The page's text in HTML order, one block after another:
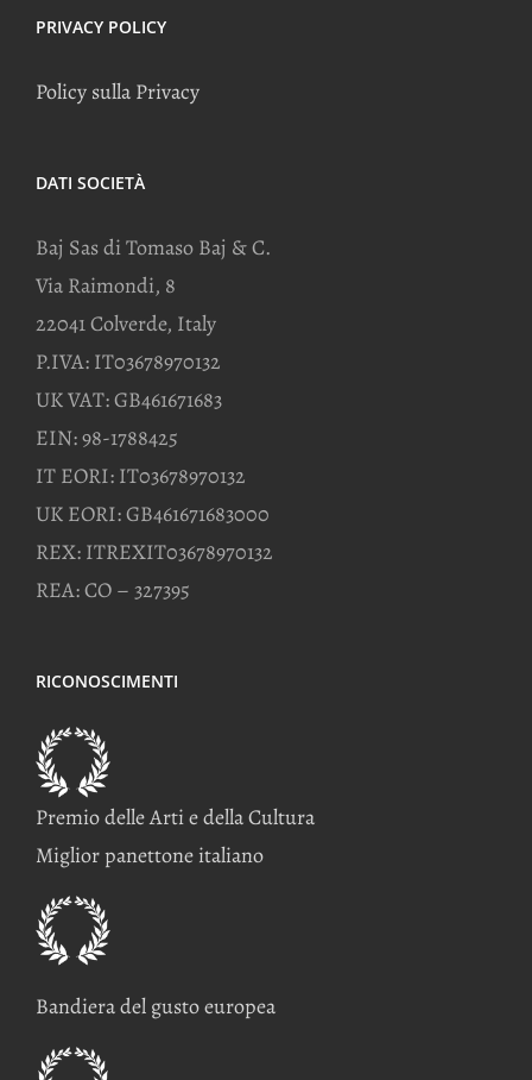
PRIVACY POLICY
Policy sulla Privacy
DATI SOCIETÀ
Baj Sas di Tomaso Baj & C.
Via Raimondi, 8
22041 Colverde, Italy
P.IVA: IT03678970132
UK VAT: GB461671683
EIN: 98-1788425
IT EORI: IT03678970132
UK EORI: GB461671683000
REX: ITREXIT03678970132
REA: CO – 327395
RICONOSCIMENTI
Premio delle Arti e della Cultura
Miglior panettone italiano
Bandiera del gusto europea